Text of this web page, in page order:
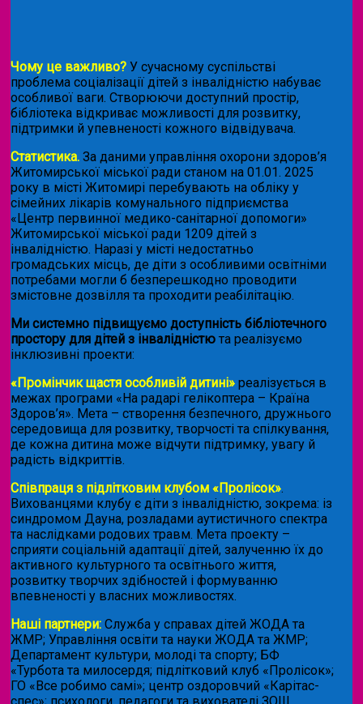
Чому це важливо? У сучасному суспільстві
проблема соціалізації дітей з інвалідністю набуває
особливої ваги. Створюючи доступний простір,
бібліотека відкриває можливості для розвитку,
підтримки й упевненості кожного відвідувача.
Статистика. За даними управління охорони здоров’я
Житомирської міської ради станом на 01.01. 2025
року в місті Житомирі перебувають на обліку у
сімейних лікарів комунального підприємства
«Центр первинної медико-санітарної допомоги»
Житомирської міської ради 1209 дітей з
інвалідністю. Наразі у місті недостатньо
громадських місць, де діти з особливими освітніми
потребами могли б безперешкодно проводити
змістовне дозвілля та проходити реабілітацію.
Ми системно підвищуємо доступність бібліотечного
простору для дітей з інвалідністю та реалізуємо
інклюзивні проекти:
«Промінчик щастя особливій дитині» реалізується в
межах програми «На радарі гелікоптера – Країна
Здоров’я». Мета – створення безпечного, дружнього
середовища для розвитку, творчості та спілкування,
де кожна дитина може відчути підтримку, увагу й
радість відкриттів.
Співпраця з підлітковим клубом «Пролісок».
Вихованцями клубу є діти з інвалідністю, зокрема: із
синдромом Дауна, розладами аутистичного спектра
та наслідками родових травм. Мета проекту –
сприяти соціальній адаптації дітей, залученню їх до
активного культурного та освітнього життя,
розвитку творчих здібностей і формуванню
впевненості у власних можливостях.
Наші партнери: Служба у справах дітей ЖОДА та
ЖМР; Управління освіти та науки ЖОДА та ЖМР;
Департамент культури, молоді та спорту; БФ
«Турбота та милосердя; підлітковий клуб «Пролісок»;
ГО «Все робимо самі»; центр оздоровчий «Карітас-